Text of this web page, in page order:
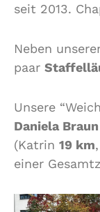
seit 2013.
Neben
paar
Unsere
Daniela Braun
(Katrin 19 km
einer